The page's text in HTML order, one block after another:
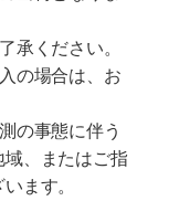
承ください。
の場合は、お
の事態に伴う
、またはご指
ます。